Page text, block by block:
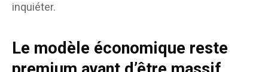
inquiéter.
Le modèle économique reste